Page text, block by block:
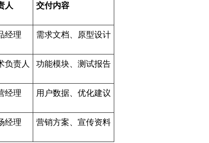
人 交付内容
经理 需求文档、原型设计
负责人 功能模块、测试报告
经理 用户数据、优化建议
经理 营销方案、宣传资料